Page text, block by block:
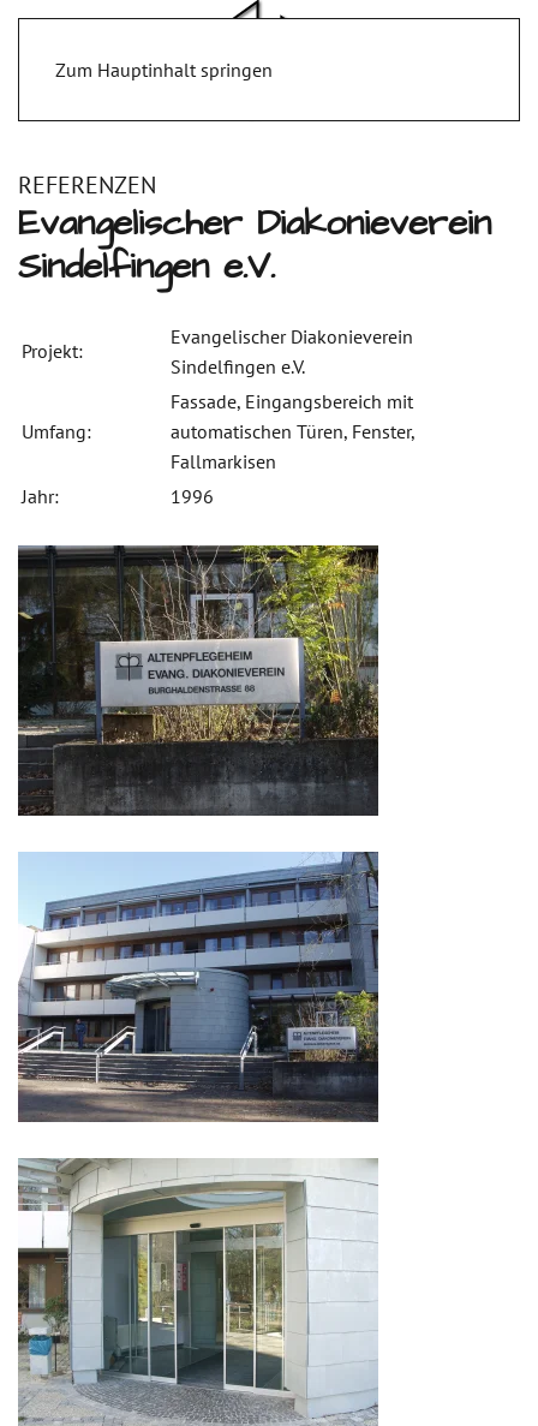
Zum Hauptinhalt springen
REFERENZEN
Evangelischer Diakonieverein
Sindelfingen e.V.
Projekt:
Evangelischer Diakonieverein
Sindelfingen e.V.
Umfang:
Fassade, Eingangsbereich mit
automatischen Türen, Fenster,
Fallmarkisen
Jahr:
1996